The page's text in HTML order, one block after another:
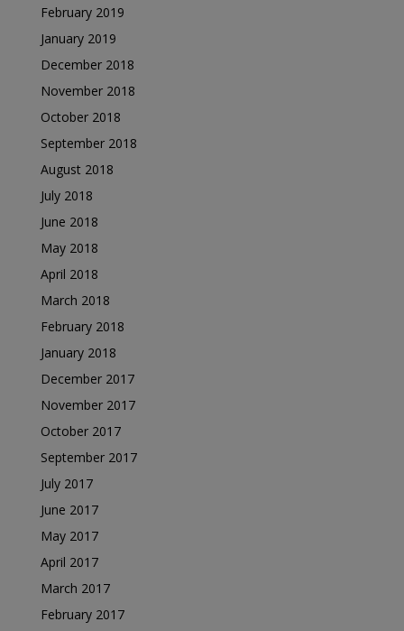
February 2019
January 2019
December 2018
November 2018
October 2018
September 2018
August 2018
July 2018
June 2018
May 2018
April 2018
March 2018
February 2018
January 2018
December 2017
November 2017
October 2017
September 2017
July 2017
June 2017
May 2017
April 2017
March 2017
February 2017